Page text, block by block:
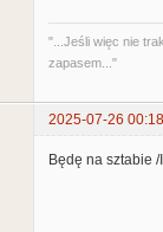
"...Jeśli więc nie
zapasem..."
2025-07-26
Będę na sztabie /